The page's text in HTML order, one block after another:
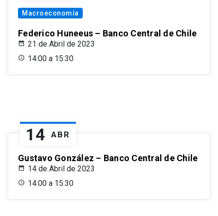
Macroeconomía
Federico Huneeus – Banco Central de Chile
21 de Abril de 2023
14:00 a 15:30
14 ABR
Gustavo González – Banco Central de Chile
14 de Abril de 2023
14:00 a 15:30